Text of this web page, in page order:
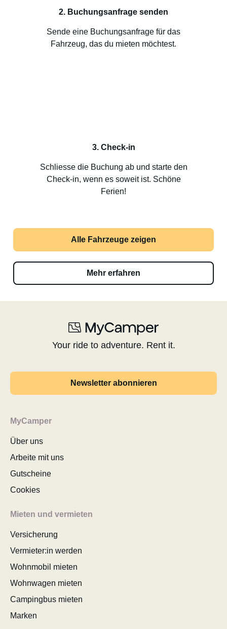
2. Buchungsanfrage senden
Sende eine Buchungsanfrage für das
Fahrzeug, das du mieten möchtest.
3. Check-in
Schliesse die Buchung ab und starte den
Check-in, wenn es soweit ist. Schöne
Ferien!
Alle Fahrzeuge zeigen
Mehr erfahren
Your ride to adventure. Rent it.
Newsletter abonnieren
MyCamper
Über uns
Arbeite mit uns
Gutscheine
Cookies
Mieten und vermieten
Versicherung
Vermieter:in werden
Wohnmobil mieten
Wohnwagen mieten
Campingbus mieten
Marken